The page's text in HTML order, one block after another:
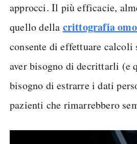
approcci. Il più efficacie,
quello della crittografia
consente di effettuare
aver bisogno di decrittarli (e
bisogno di estrarre i dati
pazienti che rimarrebbero